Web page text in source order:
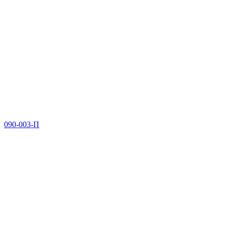
090-003-П